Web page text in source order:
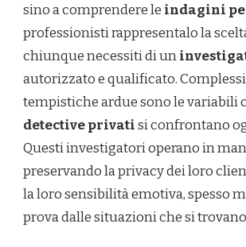
sino a comprendere le indagini
professionisti rappresentalo la
chiunque necessiti di un
autorizzato e qualificato.
tempistiche ardue sono le variabili
detective privatisi confrontano
Questi investigatori operano in
preservando la privacy dei loro
la loro sensibilità emotiva, spesso
prova dalle situazioni che si